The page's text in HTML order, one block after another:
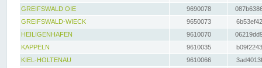
GREIFSWALD OIE
9690078
GREIFSWALD-WIECK
9650073
HEILIGENHAFEN
9610070
KAPPELN
9610035
KIEL-HOLTENAU
9610066